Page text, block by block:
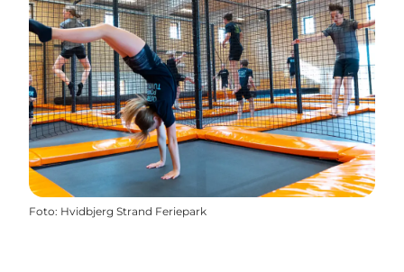
Foto: Hvidbjerg Strand Feriepark